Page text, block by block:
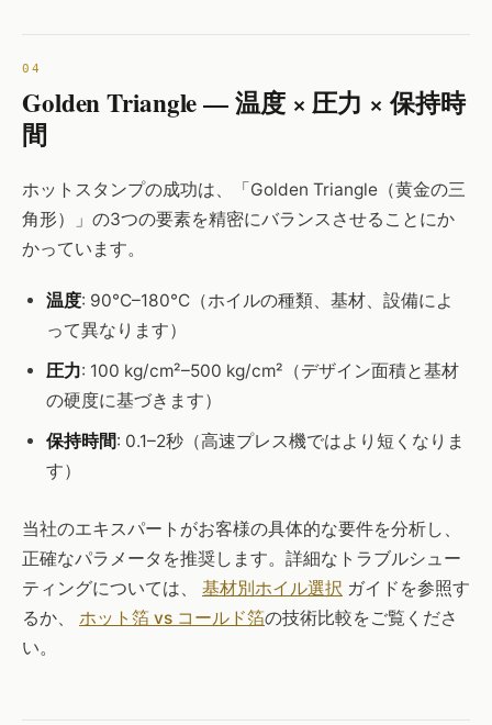
Golden Triangle — 温度 × 圧力 × 保持時
間
ホットスタンプの成功は、「Golden Triangle（黄金の三
角形）」の3つの要素を精密にバランスさせることにか
かっています。
温度: 90°C–180°C（ホイルの種類、基材、設備によ
って異なります）
圧力: 100 kg/cm²–500 kg/cm²（デザイン面積と基材
の硬度に基づきます）
保持時間: 0.1–2秒（高速プレス機ではより短くなりま
す）
当社のエキスパートがお客様の具体的な要件を分析し、
正確なパラメータを推奨します。詳細なトラブルシュー
ティングについては、 基材別ホイル選択 ガイドを参照す
るか、 ホット箔 vs コールド箔の技術比較をご覧くださ
い。